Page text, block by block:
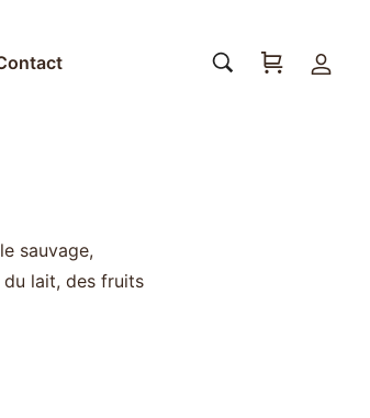
sauvage,
lait, des fruits